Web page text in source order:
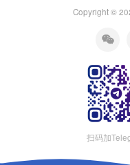
Copyright ©
扫码加